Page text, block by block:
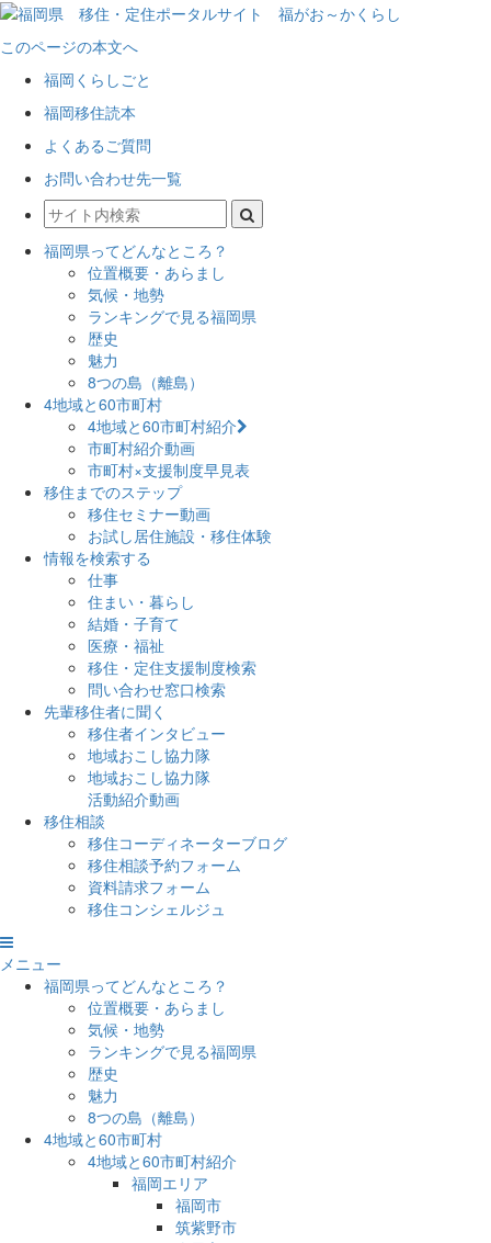
このページの本文へ
福岡くらしごと
福岡移住読本
よくあるご質問
お問い合わせ先一覧
福岡県ってどんなところ？
位置概要・あらまし
気候・地勢
ランキングで見る福岡県
歴史
魅力
8つの島（離島）
4地域と60市町村
4地域と60市町村紹介
市町村紹介動画
市町村×支援制度早見表
移住までのステップ
移住セミナー動画
お試し居住施設・移住体験
情報を検索する
仕事
住まい・暮らし
結婚・子育て
医療・福祉
移住・定住支援制度検索
問い合わせ窓口検索
先輩移住者に聞く
移住者インタビュー
地域おこし協力隊
地域おこし協力隊
活動紹介動画
移住相談
移住コーディネーターブログ
移住相談予約フォーム
資料請求フォーム
移住コンシェルジュ
メニュー
福岡県ってどんなところ？
位置概要・あらまし
気候・地勢
ランキングで見る福岡県
歴史
魅力
8つの島（離島）
4地域と60市町村
4地域と60市町村紹介
福岡エリア
福岡市
筑紫野市